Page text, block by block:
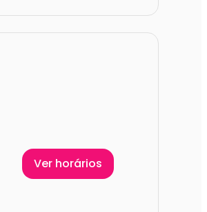
Ver horários